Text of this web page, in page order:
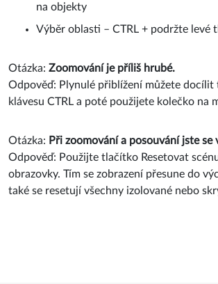
na objekty
Výběr oblasti – CTRL + podržte levé
Otázka: Zoomování je příliš hrubé.
Odpověď: Plynulé přiblížení můžete docílit
klávesu CTRL a poté použijete kolečko na
Otázka: Při zoomování a posouvání jste
Odpověď: Použijte tlačítko Resetovat
obrazovky. Tím se zobrazení přesune do
také se resetují všechny izolované nebo